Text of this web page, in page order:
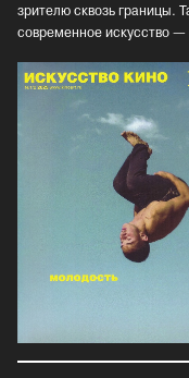
зрителю сквозь границы.
современное искусство